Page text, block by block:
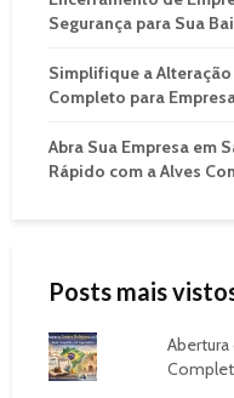
Segurança para Sua
Simplifique a
Completo para
Abra Sua Empresa em
Rápido com a Alves
Posts mais